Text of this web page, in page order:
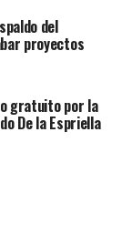
del
proyectos
gratuito por la
De la Espriella